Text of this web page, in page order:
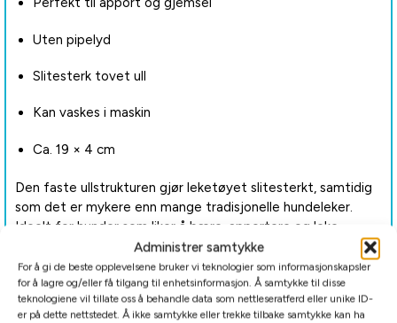
Administrer samtykke
For å gi de beste opplevelsene bruker vi teknologier som informasjonskapsler
for å lagre og/eller få tilgang til enhetsinformasjon. Å samtykke til disse
teknologiene vil tillate oss å behandle data som nettleseratferd eller unike ID-
er på dette nettstedet. Å ikke samtykke eller trekke tilbake samtykke kan ha
Uten pipelyd
Slitesterk tovet ull
Kan vaskes i maskin
Ca. 19 × 4 cm
Den faste ullstrukturen gjør leketøyet slitesterkt, samtidig
som det er mykere enn mange tradisjonelle hundeleker.
Ideelt for hunder som liker å bære, apportere og leke
gjemsel. Den naturlige lukten av ull gjør også leken ekstra
spennende for hundens nese.